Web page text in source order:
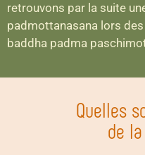
retrouvons par la suite
padmottanasana lors
baddha padma
Quelles
de